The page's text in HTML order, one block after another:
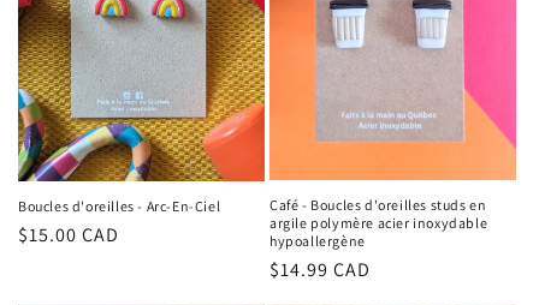
Boucles d'oreilles - Arc-En-Ciel
Regular
$15.00 CAD
Café - Boucles d'oreilles studs en
argile polymère acier inoxydable
hypoallergène
Regular
price
$14.99 CAD